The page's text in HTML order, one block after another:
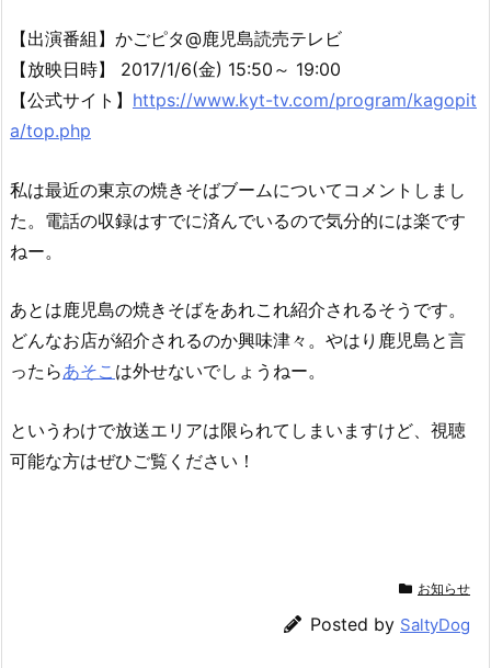
【出演番組】かごピタ@鹿児島読売テレビ
【放映日時】 2017/1/6(金) 15:50～ 19:00
【公式サイト】 https://www.kyt-tv.com/program/kagopit
a/top.php
私は最近の東京の焼きそばブームについてコメントしまし
た。電話の収録はすでに済んでいるので気分的には楽です
ねー。
あとは鹿児島の焼きそばをあれこれ紹介されるそうです。
どんなお店が紹介されるのか興味津々。やはり鹿児島と言
ったらあそこ は外せないでしょうねー。
というわけで放送エリアは限られてしまいますけど、視聴
可能な方はぜひご覧ください！
お知らせ
Posted by SaltyDog